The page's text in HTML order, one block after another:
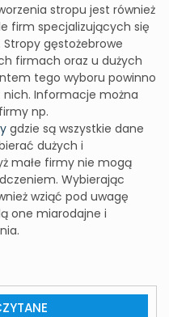
stropu jest również
firm specjalizujących się
gęstożebrowe
firmach oraz u dużych
tego wyboru powinno
nich. Informacje można
np.
gdzie są wszystkie dane
dużych i
małe firmy nie mogą
Wybierając
wziąć pod uwagę
one miarodajne i